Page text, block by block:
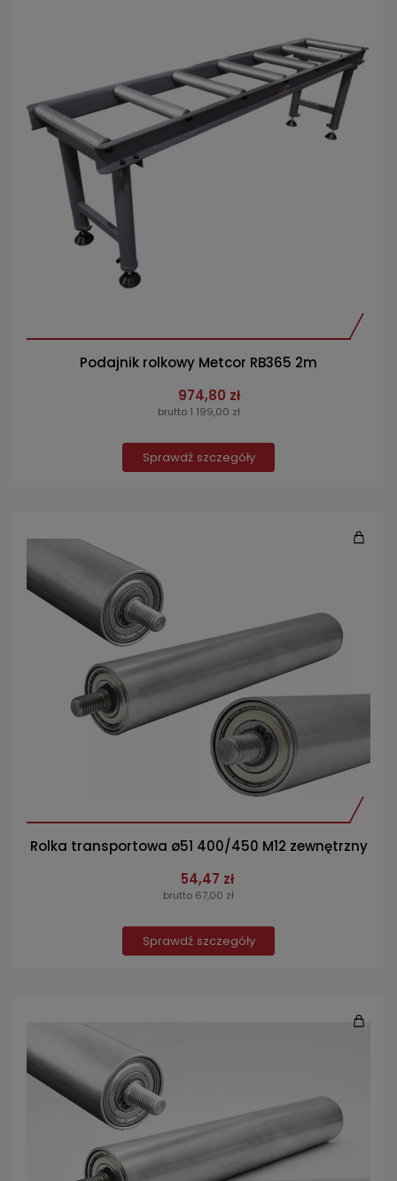
Podajnik rolkowy Metcor RB365 2m
974,80 zł
brutto 1 199,00 zł
Sprawdź szczegóły
Rolka transportowa ø51 400/450 M12 zewnętrzny
54,47 zł
brutto 67,00 zł
Sprawdź szczegóły